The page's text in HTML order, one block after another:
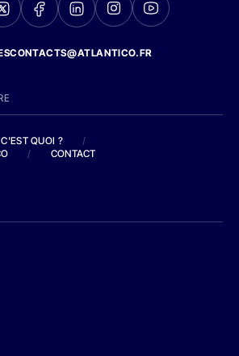
QUOI ?
/
/ CONTACT